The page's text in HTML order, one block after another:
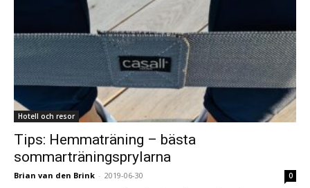
Hotell och resor
Tips: Hemmaträning – bästa
sommarträningsprylarna
Brian van den Brink - 2019-06-30 0